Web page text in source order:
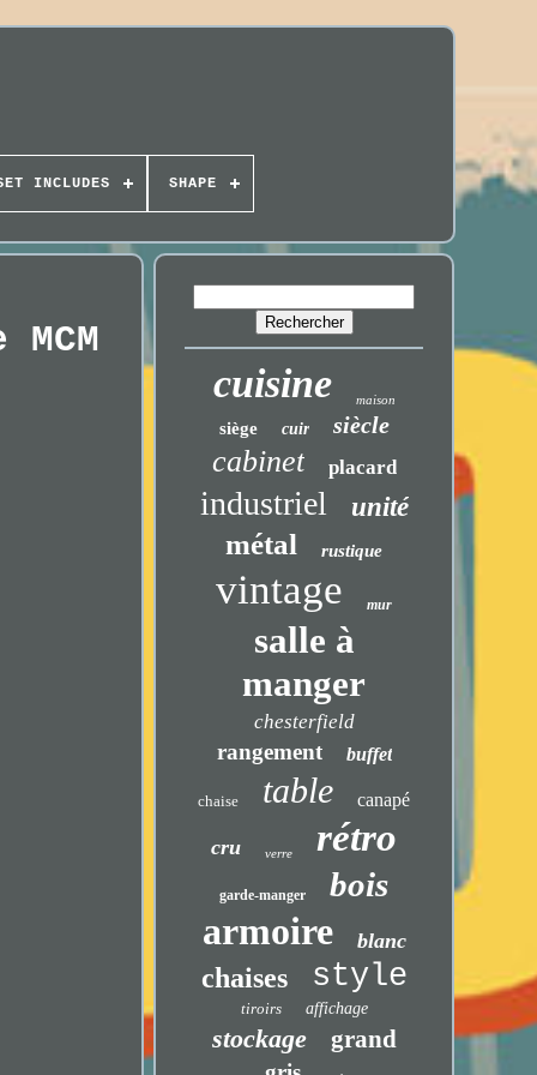
INCLUDES SHAPE
cuisine maison
siège cuir siècle
cabinet placard
industriel unité
métal rustique
vintage mur
salle à
manger
chesterfield
rangement buffet
chaise table canapé
cru verre rétro
garde-manger bois
armoire blanc
chaises style
tiroirs affichage
stockage grand